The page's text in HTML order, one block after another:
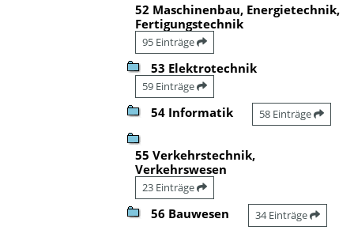
52 Maschinenbau, Energietechnik,
Fertigungstechnik
95 Einträge
53 Elektrotechnik
59 Einträge
54 Informatik 58 Einträge
55 Verkehrstechnik,
Verkehrswesen
23 Einträge
56 Bauwesen 34 Einträge